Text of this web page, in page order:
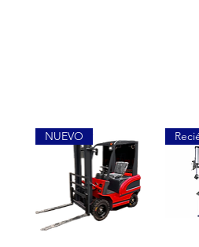
NUEVO